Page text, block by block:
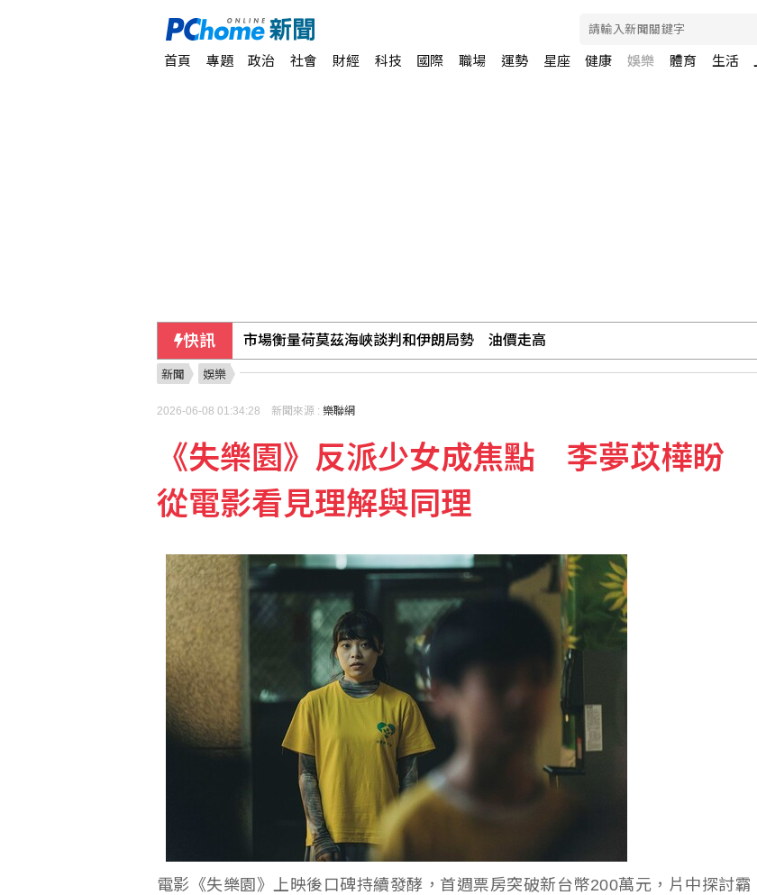
首頁 專題 政治 社會 財經 科技 國際 職場 運勢 星座 健康 娛樂 體育 生活
快訊 市場衡量荷莫茲海峽談判和伊朗局勢 油價走高
新聞 娛樂
2026-06-08 01:34:28 新聞來源 : 樂聯網
《失樂園》反派少女成焦點 李夢苡樺盼
從電影看見理解與同理
電影《失樂園》上映後口碑持續發酵，首週票房突破新台幣200萬元，片中探討霸